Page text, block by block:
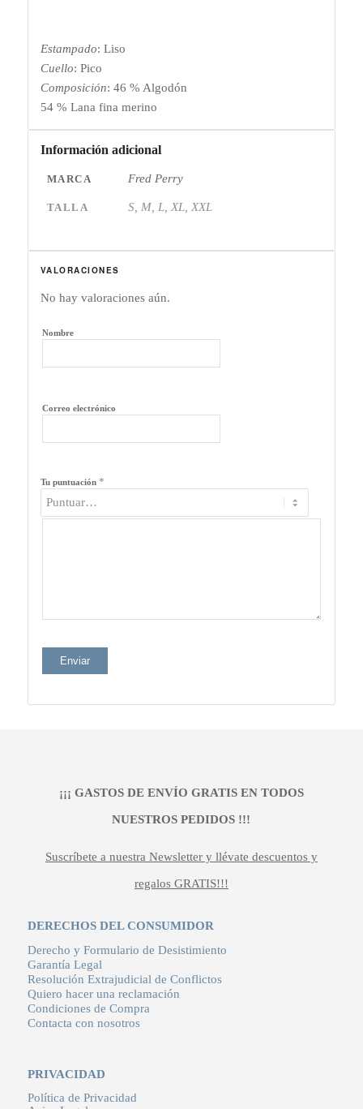
Estampado: Liso
Cuello: Pico
Composición: 46 % Algodón
54 % Lana fina merino
Información adicional
MARCA Fred Perry
TALLA S, M, L, XL, XXL
VALORACIONES
No hay valoraciones aún.
Nombre
Correo electrónico
Tu puntuación *
¡¡¡ GASTOS DE ENVÍO GRATIS EN TODOS
NUESTROS PEDIDOS !!!
Suscríbete a nuestra Newsletter y llévate descuentos y
regalos GRATIS!!!
DERECHOS DEL CONSUMIDOR
Derecho y Formulario de Desistimiento
Garantía Legal
Resolución Extrajudicial de Conflictos
Quiero hacer una reclamación
Condiciones de Compra
Contacta con nosotros
PRIVACIDAD
Política de Privacidad